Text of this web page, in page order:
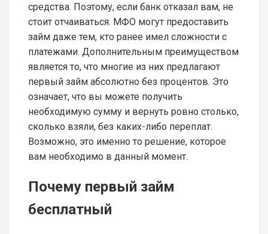
средства. Поэтому, если банк отказал вам, не
стоит отчаиваться. МФО могут предоставить
займ даже тем, кто ранее имел сложности с
платежами. Дополнительным преимуществом
является то, что многие из них предлагают
первый займ абсолютно без процентов. Это
означает, что вы можете получить
необходимую сумму и вернуть ровно столько,
сколько взяли, без каких-либо переплат.
Возможно, это именно то решение, которое
вам необходимо в данный момент.
Почему первый займ
бесплатный